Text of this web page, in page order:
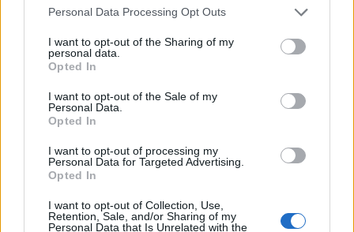
Please note that this website/app uses one or more Google
not limited to your visit or usage behaviour. You may click to
grant or deny consent to Google and its third-party tags to
use your data for below specified purposes in below Google
consent section.
Personal Data Processing Opt Outs
I want to opt-out of the Sharing of my
personal data.
Opted In
I want to opt-out of the Sale of my
Personal Data.
Opted In
I want to opt-out of processing my
Personal Data for Targeted Advertising.
Opted In
I want to opt-out of Collection, Use,
Retention, Sale, and/or Sharing of my
Personal Data that Is Unrelated with the
AUTORE
Francesca Lombardi
Francesca Lombardi, fiorentina, prese appunti
tecnici dal primo box di un circuito toscano e
da allora firma approfondimenti sui motori. In
alle prove su pista, cura il format 'tecnica e
cronaca' e conserva i fogli di appunti del